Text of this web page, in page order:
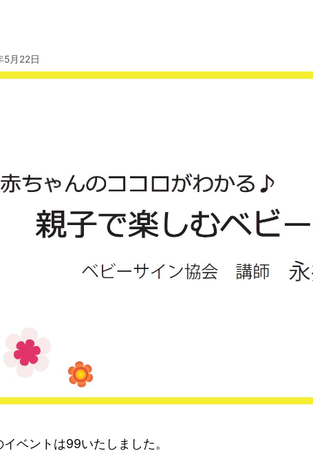
5月22日
イベントは99いたしました。